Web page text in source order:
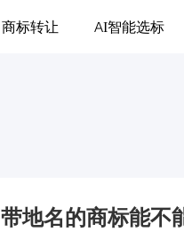
商标转让 AI智能选标
带地名的商标能不